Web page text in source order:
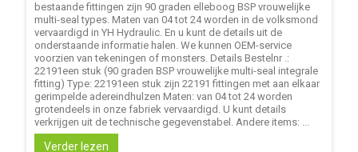
bestaande fittingen zijn 90 graden elleboog BSP vrouwelijke
multi-seal types. Maten van 04 tot 24 worden in de volksmond
vervaardigd in YH Hydraulic. En u kunt de details uit de
onderstaande informatie halen. We kunnen OEM-service
voorzien van tekeningen of monsters. Details Bestelnr .:
22191een stuk (90 graden BSP vrouwelijke multi-seal integrale
fitting) Type: 22191een stuk zijn 22191 fittingen met aan elkaar
gerimpelde adereindhulzen Maten: van 04 tot 24 worden
grotendeels in onze fabriek vervaardigd. U kunt details
verkrijgen uit de technische gegevenstabel. Andere items: ...
Verder lezen